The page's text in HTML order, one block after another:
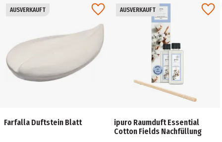
AUSVERKAUFT
Farfalla Duftstein Blatt
AUSVERKAUFT
ipuro Raumduft Essential
Cotton Fields Nachfüllung